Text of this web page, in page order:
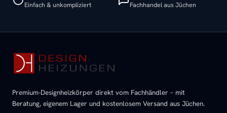
Einfach & unkompliziert Fachhandel aus Jüchen
Premium-Designheizkörper direkt vom Fachhändler – mit
Beratung, eigenem Lager und kostenlosem Versand aus Jüchen.